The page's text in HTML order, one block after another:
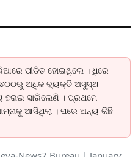
ପୀଡିତ ହୋଇଥିଲେ । ଧିରେ
ଅଧିକ ବ୍ୟକ୍ତି ଅସୁସ୍ଥ
ହରାଇ ସାରିଲେଣି । ପ୍ରଥମେ
ଆସିଥିଲା । ପରେ ଅନ୍ୟ କିଛି